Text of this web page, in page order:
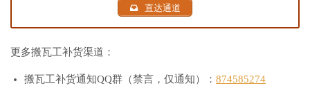
直达通道
更多搬瓦工补货渠道：
搬瓦工补货通知QQ群（禁言，仅通知）： 874585274